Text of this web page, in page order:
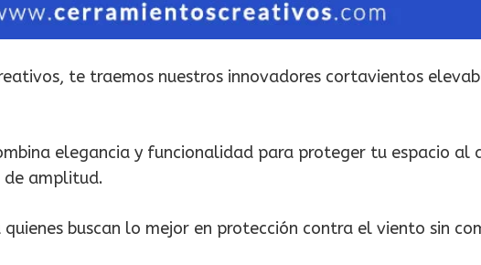
te traemos nuestros innovadores cortavientos
elegancia y funcionalidad para proteger tu espacio al
de amplitud.
buscan lo mejor en protección contra el viento sin